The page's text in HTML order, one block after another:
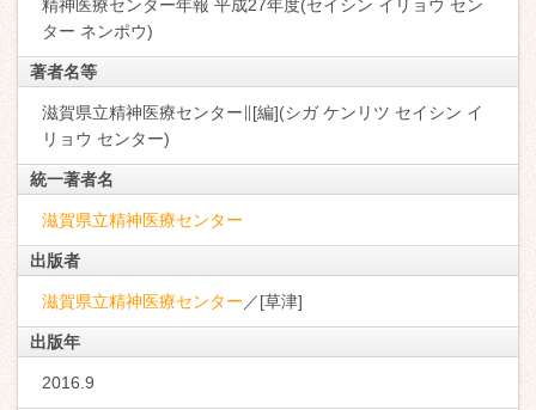
精神医療センター年報 平成27年度(セイシン イリョウ セン
ター ネンポウ)
著者名等
滋賀県立精神医療センター∥[編](シガ ケンリツ セイシン イ
リョウ センター)
統一著者名
滋賀県立精神医療センター
出版者
滋賀県立精神医療センター ／[草津]
出版年
2016.9